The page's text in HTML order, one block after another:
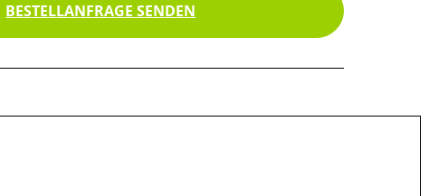
BESTELLANFRAGE SENDEN